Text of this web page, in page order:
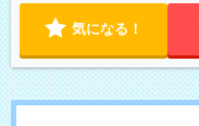
気になる！